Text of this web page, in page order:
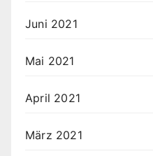
Juni 2021
Mai 2021
April 2021
März 2021